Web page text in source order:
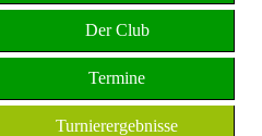
Der Club
Termine
Turnierergebnisse